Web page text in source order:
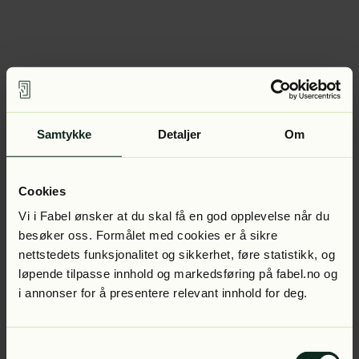
Samtykke Detaljer Om
Cookies
Vi i Fabel ønsker at du skal få en god opplevelse når du
besøker oss. Formålet med cookies er å sikre
nettstedets funksjonalitet og sikkerhet, føre statistikk, og
løpende tilpasse innhold og markedsføring på fabel.no og
i annonser for å presentere relevant innhold for deg.